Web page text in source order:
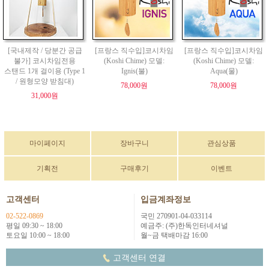
[국내제작 / 당분간 공급
불가] 코시차임전용
스탠드 1개 걸이용 (Type 1
/ 원형모양 받침대)
31,000원
[프랑스 직수입]코시차임
(Koshi Chime) 모델:
Ignis(불)
78,000원
[프랑스 직수입]코시차임
(Koshi Chime) 모델:
Aqua(물)
78,000원
마이페이지 장바구니 관심상품
기획전 구매후기 이벤트
고객센터
02-522-0869
평일 09:30 ~ 18:00
토요일 10:00 ~ 18:00
입금계좌정보
국민 270901-04-033114
예금주: (주)한독인터네셔널
월~금 택배마감 16:00
고객센터 연결